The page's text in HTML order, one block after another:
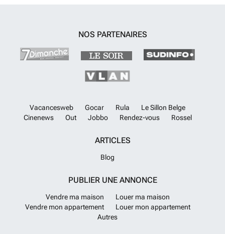
NOS PARTENAIRES
Vacancesweb Gocar Rula
Le Sillon Belge
Cinenews
Out Jobbo Rendez-vous Rossel
ARTICLES
Blog
PUBLIER UNE ANNONCE
Vendre ma maison
Louer ma maison
Vendre mon appartement
Louer mon appartement
Autres